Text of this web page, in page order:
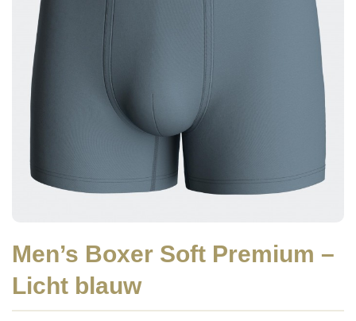
Men’s Boxer Soft Premium –
Licht blauw